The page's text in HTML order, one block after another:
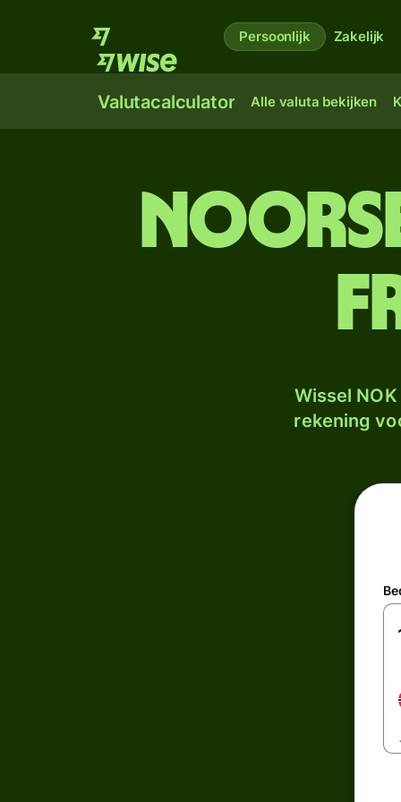
Persoonlijk Zakelijk
Valutacalculator Alle valuta bekijken
Wissel
rekening